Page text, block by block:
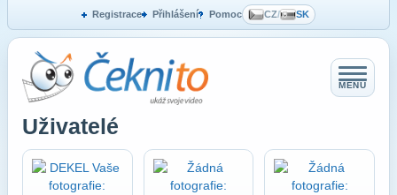
Registrace Přihlášení Pomoc CZ/ SK
MENU
Uživatelé